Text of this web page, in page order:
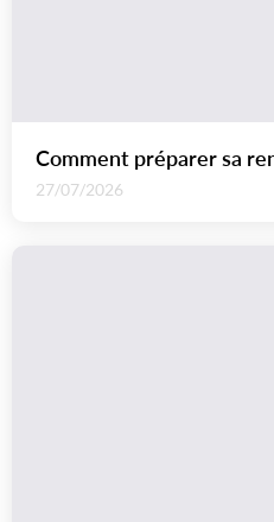
Comment préparer sa
27/07/2026